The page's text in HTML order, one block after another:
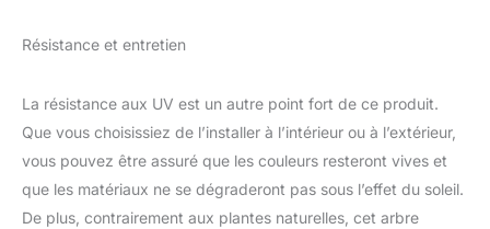
charme de la nature à
l'intérieur. Ajoutez une
votre espace
Résistance et entretien
La résistance aux UV est un autre point fort de ce produit.
Que vous choisissiez de l’installer à l’intérieur ou à l’extérieur,
vous pouvez être assuré que les couleurs resteront vives et
que les matériaux ne se dégraderont pas sous l’effet du soleil.
De plus, contrairement aux plantes naturelles, cet arbre